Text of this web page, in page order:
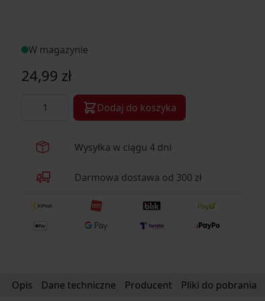
W magazynie
24,99 zł
Dodaj do koszyka
Wysyłka w ciągu 4 dni
Darmowa dostawa od 300 zł
Opis Dane techniczne Producent Pliki do pobrania